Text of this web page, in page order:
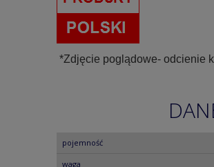
*Zdjęcie poglądowe- odcienie
pojemność
waga